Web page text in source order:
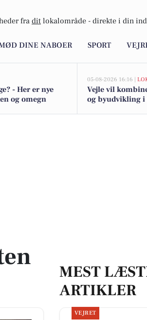
fra dit lokalområde - direkte i din
DINE NABOER SPORT
- Her er nye
og omegn
05-08-2026 16:16 |
Vejle vil
og byudvikling
MEST
ARTIKLER
VEJRET